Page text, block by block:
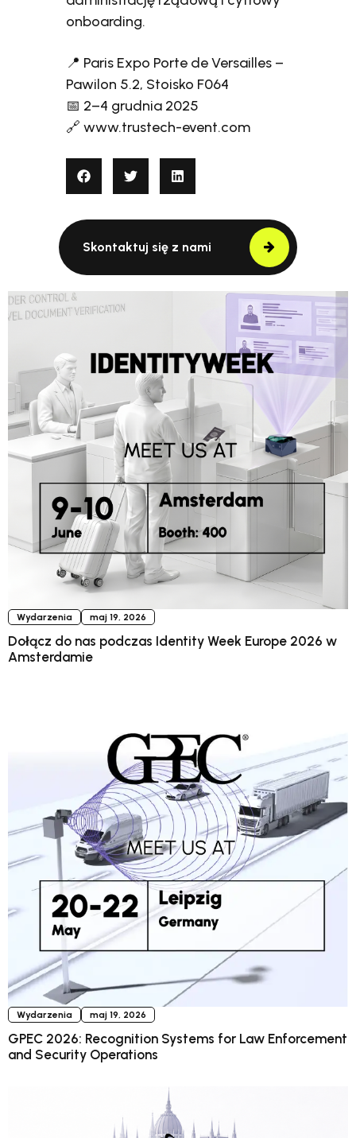
onboarding.
📍 Paris Expo Porte de Versailles –
Pawilon 5.2, Stoisko F064
📅 2–4 grudnia 2025
🔗 www.trustech-event.com
Skontaktuj się z nami
Wydarzenia maj 19, 2026
Dołącz do nas podczas Identity Week Europe 2026 w
Amsterdamie
Wydarzenia maj 19, 2026
GPEC 2026: Recognition Systems for Law Enforcement
and Security Operations